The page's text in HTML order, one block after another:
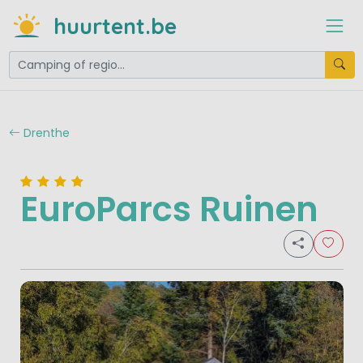
huurtent.be
Drenthe
EuroParcs Ruinen